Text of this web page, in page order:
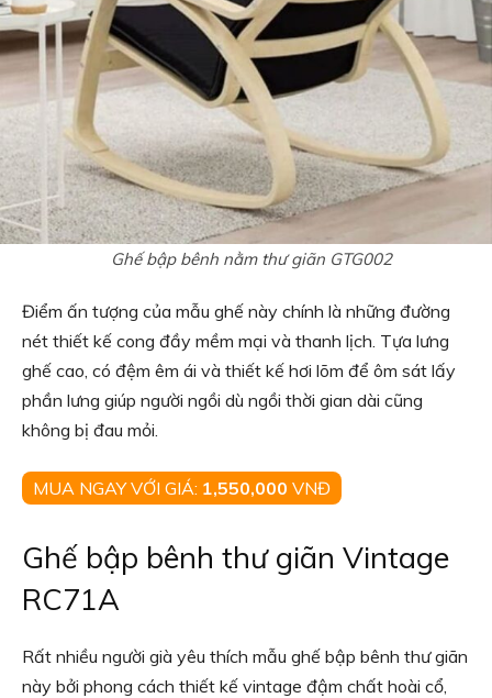
Ghế bập bênh nằm thư giãn GTG002
Điểm ấn tượng của mẫu ghế này chính là những đường
nét thiết kế cong đầy mềm mại và thanh lịch. Tựa lưng
ghế cao, có đệm êm ái và thiết kế hơi lõm để ôm sát lấy
phần lưng giúp người ngồi dù ngồi thời gian dài cũng
không bị đau mỏi.
MUA NGAY VỚI GIÁ: 1,550,000 VNĐ
Ghế bập bênh thư giãn Vintage
RC71A
Rất nhiều người già yêu thích mẫu ghế bập bênh thư giãn
này bởi phong cách thiết kế vintage đậm chất hoài cổ,